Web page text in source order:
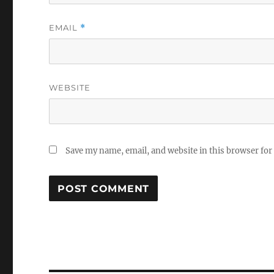
EMAIL *
WEBSITE
Save my name, email, and website in this browser